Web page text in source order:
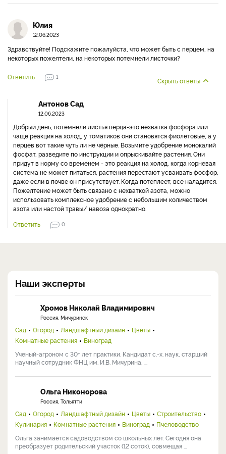
Юлия
12.06.2023
Здравствуйте! Подскажите пожалуйста, что может быть с перцем, на
некоторых пожелтели, на некоторых потемнели листочки?
Ответить 1 Скрыть ответы
Антонов Сад
12.06.2023
Добрый день, потемнели листья перца-это нехватка фосфора или
чаще реакция на холод, у томатиков они становятся фиолетовые, а у
перцев вот такие чуть ли не чёрные. Возьмите удобрение монокалий
фосфат, разведите по инструкции и опрыскивайте растения. Они
придут в норму со временем - это реакция на холод, когда корневая
система не может питаться, растения перестают усваивать фосфор,
даже если в почве он присутствует. Когда потеплеет, все наладится.
Пожелтение может быть связано с нехваткой азота, можно
использовать комплексное удобрение с небольшим количеством
азота или настой травы/ навоза однократно.
Ответить
0
Наши эксперты
Хромов Николай Владимирович
Россия, Мичуринск
Сад Огород Ландшафтный дизайн
Цветы
Комнатные растения
Виноград
Ученый-агроном с 30+ лет практики. Кандидат с.-х. наук, старший
научный сотрудник ФНЦ им. И.В. Мичурина, ...
Ольга Никонорова
Россия, Тольятти
Сад Огород Ландшафтный дизайн Цветы
Строительство
Кулинария
Комнатные растения Виноград
Пчеловодство
Ольга занимается садоводством со школьных лет. Сегодня она
преобразует родительский участок (12 соток), совмещая ...